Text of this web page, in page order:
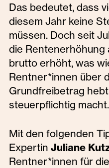
Das bedeutet, dass
diesem Jahr keine
müssen. Doch seit
die Rentenerhöhung
brutto erhöht, was
Rentner*innen über
Grundfreibetrag
steuerpflichtig macht.
Mit den folgenden
Expertin Juliane
Rentner*innen für